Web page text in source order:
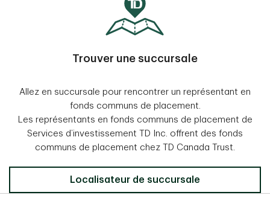
Trouver une succursale
Allez en succursale pour rencontrer un représentant en
fonds communs de placement.
Les représentants en fonds communs de placement de
Services d’investissement TD Inc. offrent des fonds
communs de placement chez TD Canada Trust.
Localisateur de succursale